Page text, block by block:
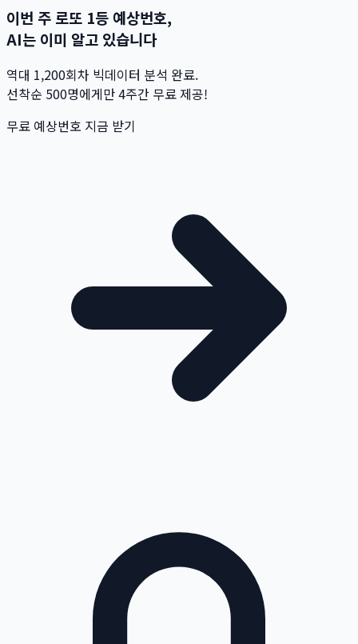
이번 주 로또 1등 예상번호,
AI는 이미 알고 있습니다
역대 1,200회차 빅데이터 분석 완료.
선착순 500명에게만 4주간 무료 제공!
무료 예상번호 지금 받기